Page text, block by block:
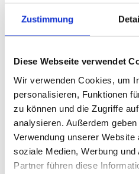
Zustimmung
Diese Webseite verwendet
Wir verwenden Cookies, um
personalisieren, Funktionen
zu können und die Zugriffe
analysieren. Außerdem
Verwendung unserer
soziale Medien, Werbung
Partner führen diese
Die Festmeile verläuft zwischen
und dem Adventure Golfplatz
Hier findest du:
kulinarische Spezialitäten
Kunsthandwerk und
Kleidung und besondere
kleine Plätze mit